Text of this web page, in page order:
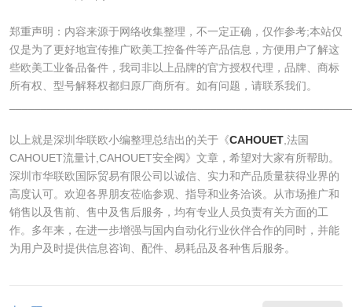
郑重声明：内容来源于网络收集整理，不一定正确，仅作参考;本站仅
仅是为了更好地宣传推广欧美工控备件等产品信息，方便用户了解这
些欧美工业备品备件，我司非以上品牌的官方授权代理，品牌、商标
所有权、型号解释权都归原厂商所有。如有问题，请联系我们。
以上就是深圳华联欧小编整理总结出的关于《CAHOUET,法国
CAHOUET流量计,CAHOUET安全阀》文章，希望对大家有所帮助。
深圳市华联欧国际贸易有限公司以诚信、实力和产品质量获得业界的
高度认可。欢迎各界朋友莅临参观、指导和业务洽谈。从市场推广和
销售以及售前、售中及售后服务，均有专业人员负责有关方面的工
作。多年来，在进一步增强与国内自动化行业伙伴合作的同时，并能
为用户及时提供信息咨询、配件、易耗品及各种售后服务。